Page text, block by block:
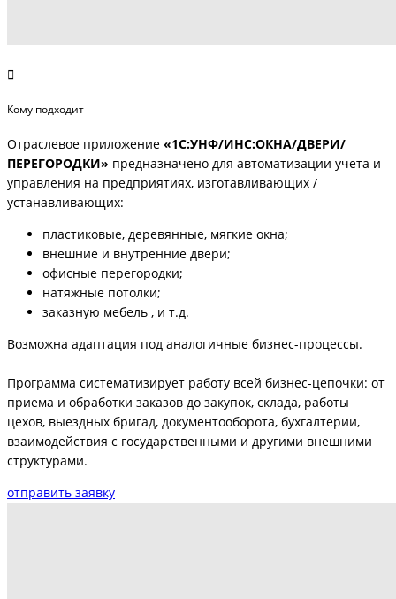
Кому подходит
Отраслевое приложение «1С:УНФ/ИНС:ОКНА/ДВЕРИ/
ПЕРЕГОРОДКИ» предназначено для автоматизации учета и
управления на предприятиях, изготавливающих /
устанавливающих:
пластиковые, деревянные, мягкие окна;
внешние и внутренние двери;
офисные перегородки;
натяжные потолки;
заказную мебель , и т.д.
Возможна адаптация под аналогичные бизнес-процессы.
Программа систематизирует работу всей бизнес-цепочки: от
приема и обработки заказов до закупок, склада, работы
цехов, выездных бригад, документооборота, бухгалтерии,
взаимодействия с государственными и другими внешними
структурами.
отправить заявку